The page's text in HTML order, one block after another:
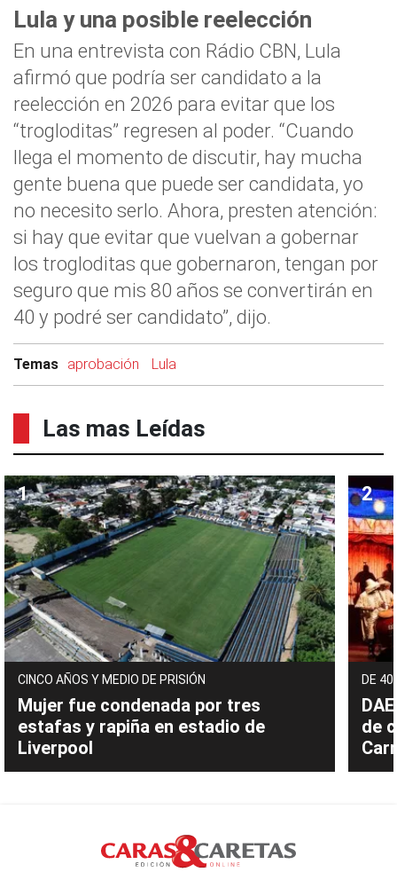
Lula y una posible reelección
En una entrevista con Rádio CBN, Lula
afirmó que podría ser candidato a la
reelección en 2026 para evitar que los
“trogloditas” regresen al poder. “Cuando
llega el momento de discutir, hay mucha
gente buena que puede ser candidata, yo
no necesito serlo. Ahora, presten atención:
si hay que evitar que vuelvan a gobernar
los trogloditas que gobernaron, tengan por
seguro que mis 80 años se convertirán en
40 y podré ser candidato”, dijo.
Temas aprobación Lula
Las mas Leídas
CINCO AÑOS Y MEDIO DE PRISIÓN
Mujer fue condenada por tres
estafas y rapiña en estadio de
Liverpool
DE
de